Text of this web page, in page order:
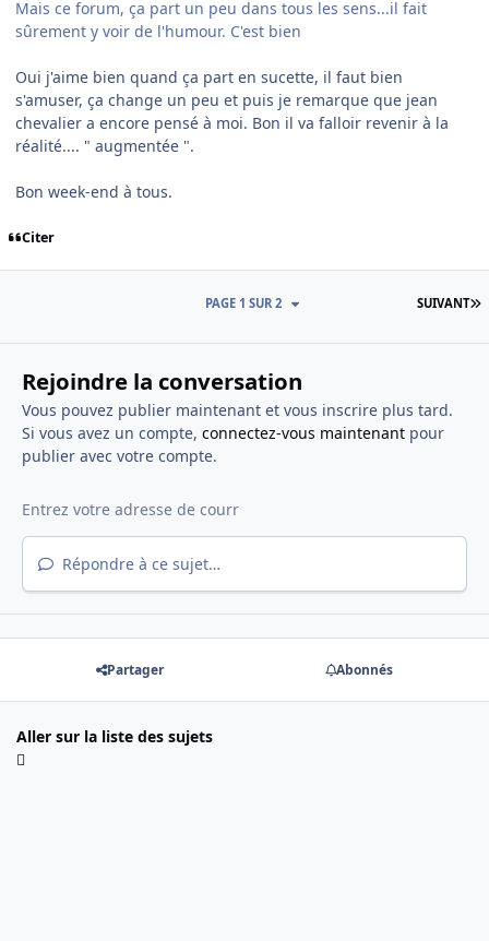
Mais ce forum, ça part un peu dans tous les sens...il fait
sûrement y voir de l'humour. C'est bien
Oui j'aime bien quand ça part en sucette, il faut bien
s'amuser, ça change un peu et puis je remarque que jean
chevalier a encore pensé à moi. Bon il va falloir revenir à la
réalité.... " augmentée ".
Bon week-end à tous.
Citer
SUIVANT
PAGE 1 SUR 2
Rejoindre la conversation
Vous pouvez publier maintenant et vous inscrire plus tard.
Si vous avez un compte, connectez-vous maintenantpour
publier avec votre compte.
Répondre à ce sujet…
Partager Abonnés
Aller sur la liste des sujets